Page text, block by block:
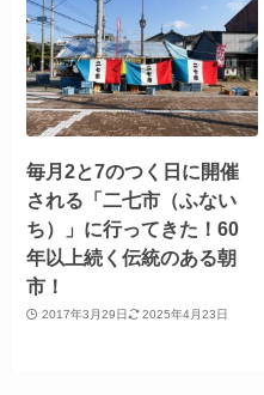
毎月2と7のつく日に開催
される「二七市（ふない
ち）」に行ってきた！60
年以上続く伝統のある朝
市！
2017年3月29日 2025年4月23日